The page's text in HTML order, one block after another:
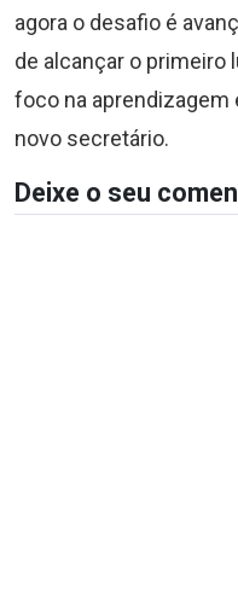
agora o desafio é
de alcançar o primeiro
foco na aprendizagem
novo secretário.
Deixe o seu